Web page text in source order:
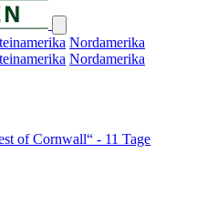
Nordamerika
Nordamerika
of Cornwall“ - 11 Tage